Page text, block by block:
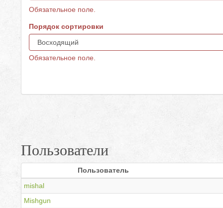
Обязательное поле.
Порядок сортировки
Обязательное поле.
Пользователи
Пользователь
mishal
Mishgun